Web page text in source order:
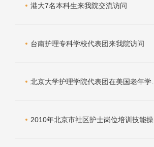
港大7名本科生来我院交流访问
台南护理专科学校代表团来我院访问
北京大学护理学院代表团在美国老年学会第63届科学年会上作主题论坛报告
2010年北京市社区护士岗位培训技能操作考核在护理学院举行